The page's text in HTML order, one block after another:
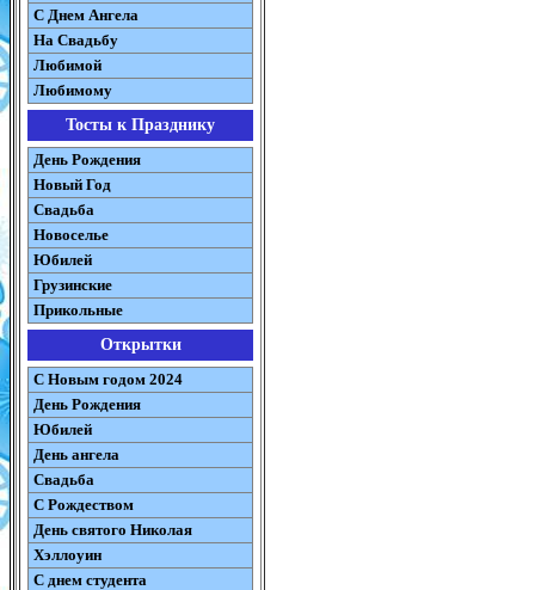
C Днем Ангела
На Свадьбу
Любимой
Любимому
Тосты к Празднику
День Рождения
Новый Год
Свадьба
Новоселье
Юбилей
Грузинские
Прикольные
Открытки
С Новым годом 2024
День Рождения
Юбилей
День ангела
Свадьба
С Рождеством
День святого Николая
Хэллоуин
С днем студента